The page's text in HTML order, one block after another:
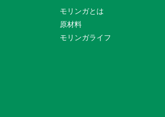
モリンガとは
原材料
モリンガライフ